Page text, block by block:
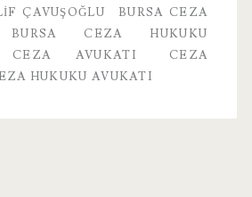
ÇAVUŞOĞLU
BURSA CEZA
BURSA CEZA HUKUKU
CEZA AVUKATI
CEZA
HUKUKU AVUKATI